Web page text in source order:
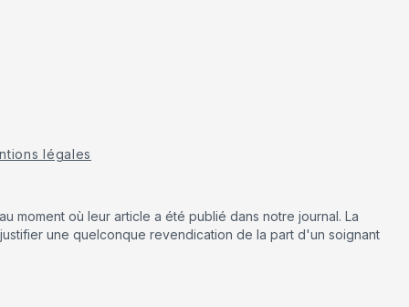
légales
moment où leur article a été publié dans notre journal. La
une quelconque revendication de la part d'un soignant